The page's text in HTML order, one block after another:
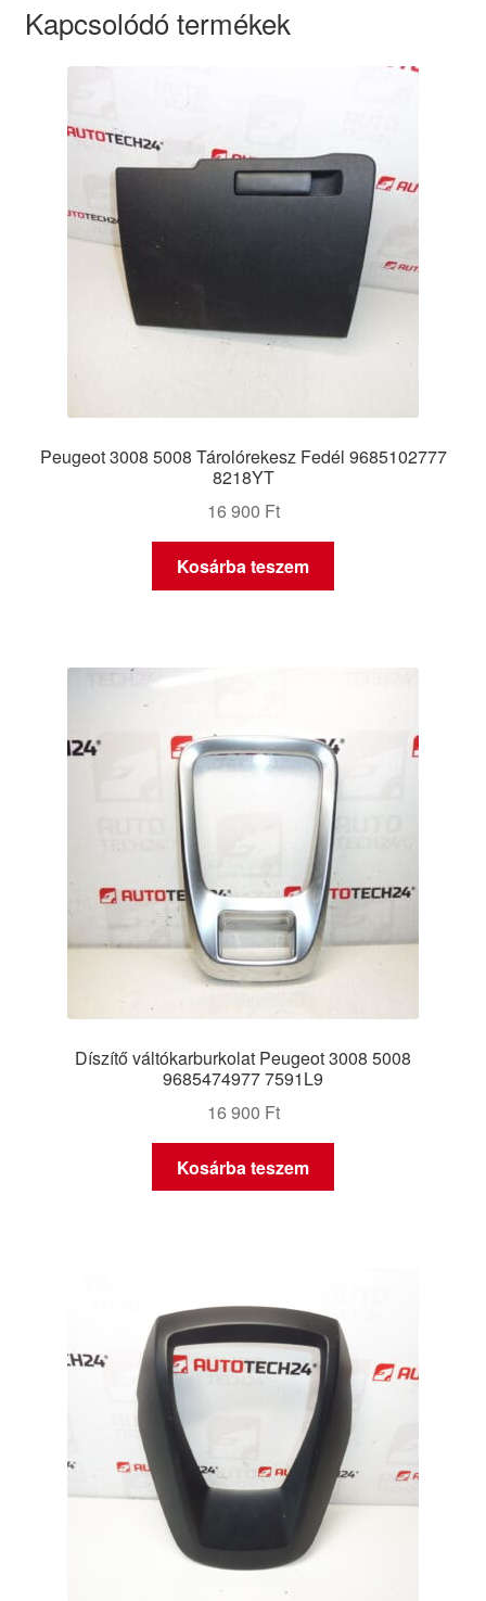
Kapcsolódó termékek
Peugeot 3008 5008 Tárolórekesz Fedél 9685102777
8218YT
16 900 Ft
Kosárba teszem
Díszítő váltókarburkolat Peugeot 3008 5008
9685474977 7591L9
16 900 Ft
Kosárba teszem